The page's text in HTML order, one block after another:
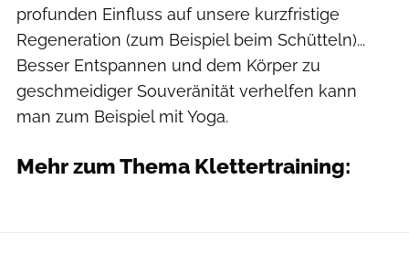
profunden Einfluss auf unsere kurzfristige
Regeneration (zum Beispiel beim Schütteln)...
Besser Entspannen und dem Körper zu
geschmeidiger Souveränität verhelfen kann
man zum Beispiel mit Yoga.
Mehr zum Thema Klettertraining: